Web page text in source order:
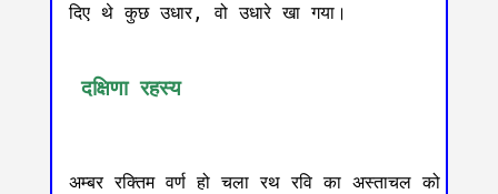
दिए थे कुछ उधार, वो उधारे खा गया।
दक्षिणा रहस्य
अम्बर रक्तिम वर्ण हो चला रथ रवि का अस्ताचल को